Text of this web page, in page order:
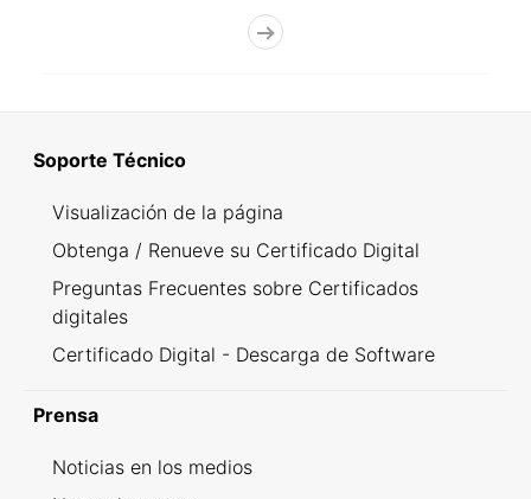
Soporte Técnico
Visualización de la página
Obtenga / Renueve su Certificado Digital
Preguntas Frecuentes sobre Certificados
digitales
Certificado Digital - Descarga de Software
Prensa
Noticias en los medios